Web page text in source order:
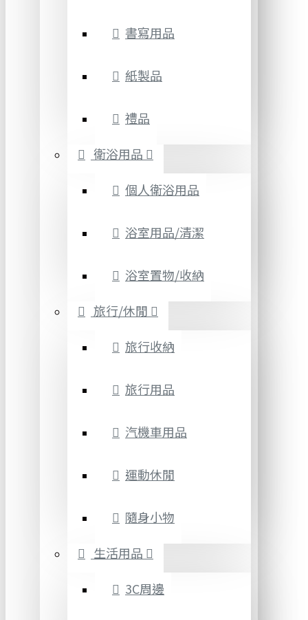
書寫用品
紙製品
禮品
衛浴用品
個人衛浴用品
浴室用品/清潔
浴室置物/收納
旅行/休閒
旅行收納
旅行用品
汽機車用品
運動休閒
隨身小物
生活用品
3C周邊